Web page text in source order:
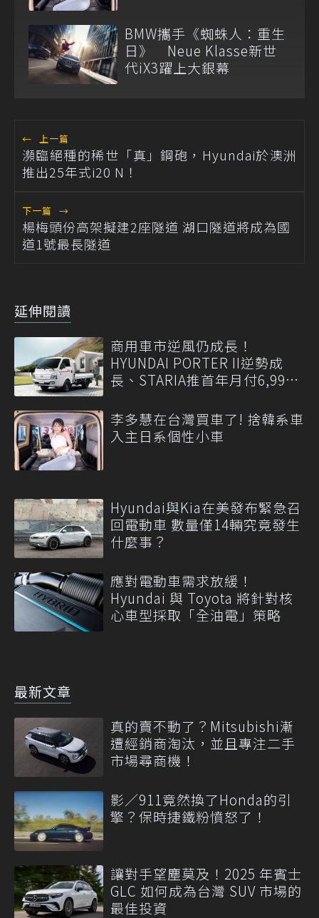
BMW攜手《蜘蛛人：重生
日》 Neue Klasse新世
代iX3躍上大銀幕
← 上一篇
瀕臨絕種的稀世「真」鋼砲，Hyundai於澳洲
推出25年式i20 N！
下一篇 →
楊梅頭份高架擬建2座隧道 湖口隧道將成為國
道1號最長隧道
延伸閱讀
商用車市逆風仍成長！
HYUNDAI PORTER II逆勢成
長、STARIA推首年月付6,999
李多慧在台灣買車了! 捨韓系車
入主日系個性小車
Hyundai與Kia在美發布緊急召
回電動車 數量僅14輛究竟發生
什麼事？
應對電動車需求放緩！
Hyundai 與 Toyota 將針對核
心車型採取「全油電」策略
最新文章
真的賣不動了？Mitsubishi漸
遭經銷商淘汰，並且專注二手
市場尋商機！
影／911竟然換了Honda的引
擎？保時捷鐵粉憤怒了！
讓對手望塵莫及！2025 年賓士
GLC 如何成為台灣 SUV 市場的
最佳投資